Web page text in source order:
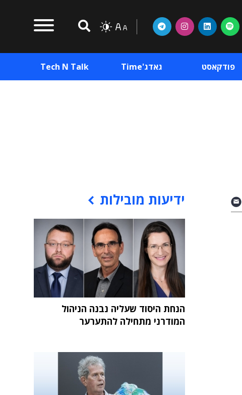
פודקאסט גאדג'Time Tech N Talk
ידיעות מובילות
הנחת היסוד שעליה נבנה הניהול
המודרני מתחילה להתערער